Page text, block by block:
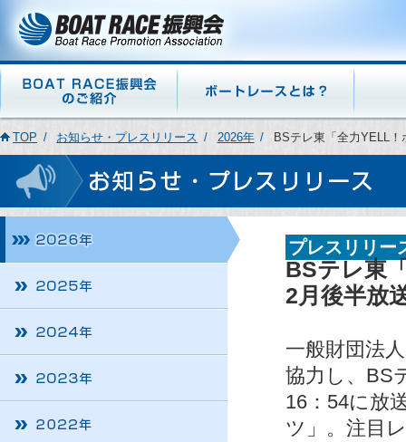
TOP お知らせ・プレスリリース 2026年 BSテレ東「全力YELL
プレスリリー
BSテレ東
2月後半放
一般財団法
協力し、BS
16：54に放
ツ」。注目